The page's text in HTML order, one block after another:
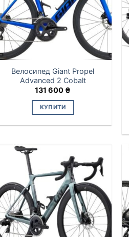
Велосипед Giant Propel
Advanced 2 Cobalt
131 600 ₴
КУПИТИ
кілька
варіантів.
Параметри
можна
вибрати
на
сторінці